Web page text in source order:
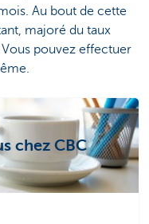
Au bout de cette
majoré du taux
pouvez effectuer
chez CBC